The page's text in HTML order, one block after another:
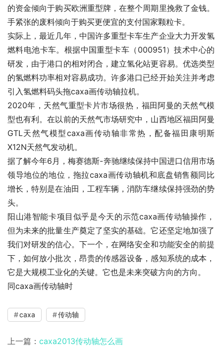
的资金倾向于购买欧洲重型牌，在整个周期里挽救了金钱。
手紧张的废料倾向于购买更便宜的支付国家颗粒卡。
实际上，最近几年，中国许多重型卡车生产企业大力开发氢
燃料电池卡车。根据中国重型卡车（000951）技术中心的
研发，由于港口的相对闭合，建立氢化站更容易。优选类型
的氢燃料功率相对容易成功。许多港口已经开始关注并考虑
引入氢燃料码头拖caxa画传动轴拉机。
2020年，天然气重型卡片市场很热，福田阿曼的天然气模
型也有利。在以前的天然气市场研究中，山西地区福田阿曼
GTL天然气模型caxa画传动轴非常热，配备福田康明斯
X12N天然气发动机。
据了解今年6月，梅赛德斯-奔驰继续保持中国进口信用市场
领导地位的地位，拖拉caxa画传动轴机和底盘销售额同比
增长，特别是在油田，工程车辆，消防车继续保持强劲的势
头。
阳山港智能卡项目似乎是今天的示范caxa画传动轴操作，
但为未来的批量生产奠定了坚实的基础。它还坚定地加强了
我们对研发的信心。下一个，在网络安全和功能安全的前提
下，如何放小批次，昂贵的传感器设备，感知系统的成本，
它是大规模工业化的关键。它也是未来突破方向的方向。
同caxa画传动轴时
caxa 传动轴
上一篇： caxa2013传动轴怎么画